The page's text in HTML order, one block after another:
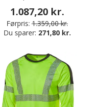
1.087,20 kr.
Førpris: 1.359,00 kr.
Du sparer: 271,80 kr.